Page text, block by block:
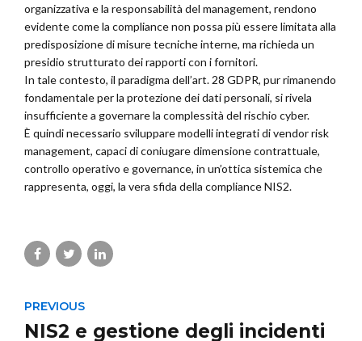
organizzativa e la responsabilità del management, rendono
evidente come la compliance non possa più essere limitata alla
predisposizione di misure tecniche interne, ma richieda un
presidio strutturato dei rapporti con i fornitori.
In tale contesto, il paradigma dell’art. 28 GDPR, pur rimanendo
fondamentale per la protezione dei dati personali, si rivela
insufficiente a governare la complessità del rischio cyber.
È quindi necessario sviluppare modelli integrati di vendor risk
management, capaci di coniugare dimensione contrattuale,
controllo operativo e governance, in un’ottica sistemica che
rappresenta, oggi, la vera sfida della compliance NIS2.
PREVIOUS
NIS2 e gestione degli incidenti